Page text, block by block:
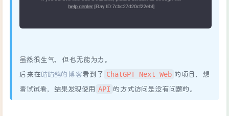
虽然很生气，但也无能为力。
后来在咕咕鸽的博客看到了 ChatGPT Next Web 的项目，想
着试试看，结果发现使用 API 的方式访问是没有问题的。